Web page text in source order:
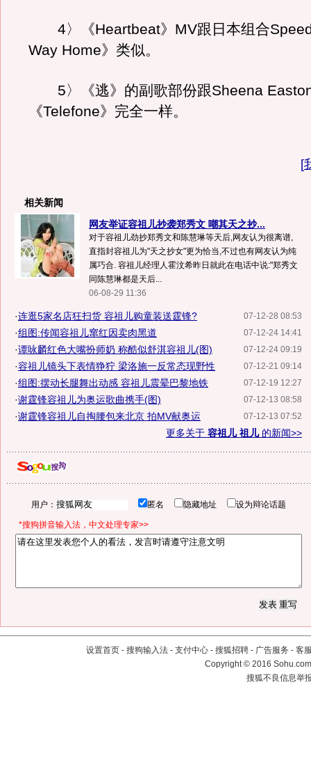
4〉《Heartbeat》MV跟日本组合
Way Home》类似。
5〉《逃》的副歌部份跟Sheena
《Telefone》完全一样。
[
相关新闻
网友举证容祖儿抄袭郑秀文 嘲其天之抄...
对于容祖儿劲抄郑秀文和陈慧琳等天后,网友认为很离谱,
直指封容祖儿为"天之抄女"更为恰当,不过也有网友认为纯
属巧合. 容祖儿经理人霍汶希昨日就此在电话中说:"郑秀文
同陈慧琳都是天后...
06-08-29 11:36
07-12-28 08:53
·连逛5家名店狂扫货 容祖儿购童装送霆锋?
07-12-24 14:41
·组图:传闻容祖儿窜红因卖肉黑道
07-12-24 09:19
·谭咏麟红色大嘴扮师奶 称酷似舒淇容祖儿(图)
07-12-21 09:14
·容祖儿镜头下表情狰狞 梁洛施一反常态现野性
07-12-19 12:27
·组图:摆动长腿舞出动感 容祖儿震晕巴黎地铁
07-12-13 08:58
·谢霆锋容祖儿为奥运歌曲携手(图)
07-12-13 07:52
·谢霆锋容祖儿自掏腰包来北京 拍MV献奥运
更多关于 容祖儿 祖儿的新闻>>
用户： 匿名 隐藏地址 设为辩论话题
*搜狗拼音输入法，中文处理专家>>
设置首页 - 搜狗输入法 - 支付中心 - 搜狐招聘 - 广告服务 - 客
Copyright©2016
搜狐不良信息举